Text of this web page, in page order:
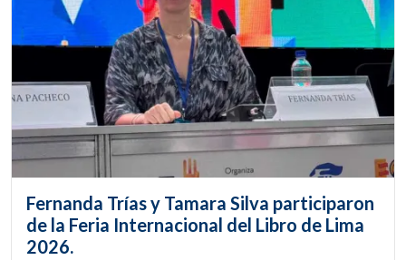
Fernanda Trías y Tamara Silva participaron
de la Feria Internacional del Libro de Lima
2026.